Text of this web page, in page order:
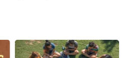
incorreta
que procuro